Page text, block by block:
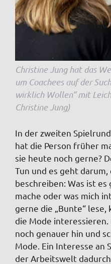
Christine Jung hat das
um Coachees auf der
wirklich Wollen“ mit
Christine Jung)
In der zweiten
hat die Person früher
sie heute noch gerne?
Tun und es geht
beschreiben: Was ist es
mache oder was mich
gerne die „Bunte“ lese,
die Mode
noch genauer hin und
Mode. Ein Interesse an
der Arbeitswelt